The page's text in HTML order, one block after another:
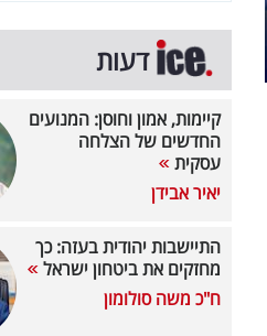
דעות
קיימות, אמון וחוסן: המנועים
החדשים של הצלחה
עסקית
יאיר אבידן
התיישבות יהודית בעזה: כך
מחזקים את ביטחון ישראל
ח"כ משה סולומון